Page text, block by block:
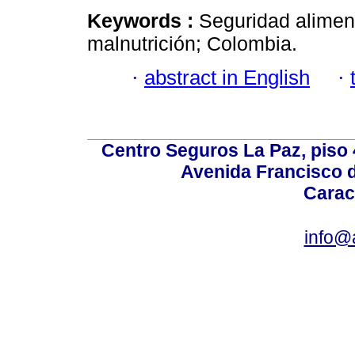
Keywords : Seguridad
malnutrición; Colombia.
· abstract in English ·
Centro Seguros La Paz,
Avenida Francisco